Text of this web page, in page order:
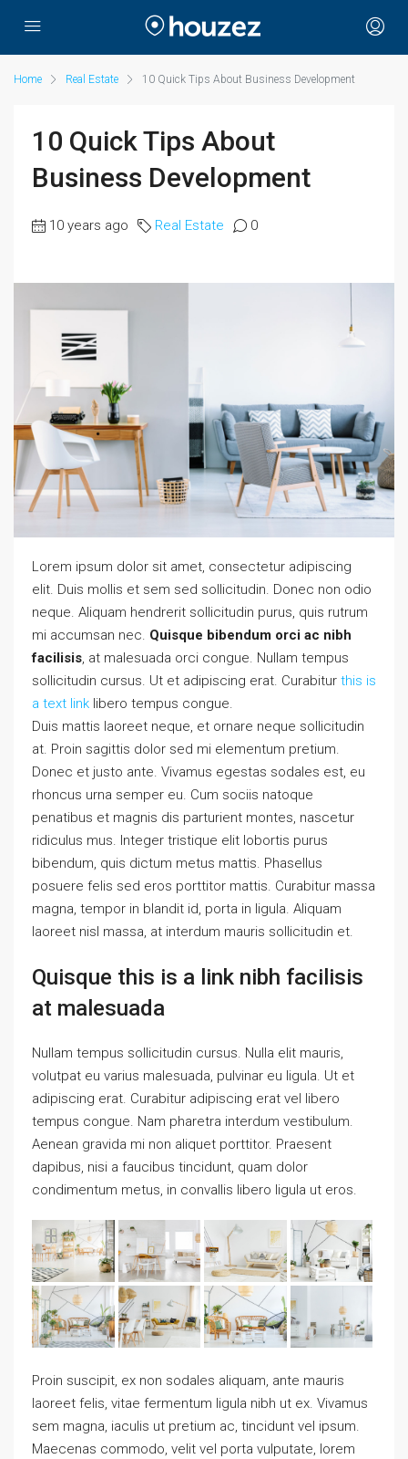
Home Real Estate 10 Quick Tips About Business Development
10 Quick Tips About
Business Development
10 years ago Real Estate 0
Lorem ipsum dolor sit amet, consectetur adipiscing
elit. Duis mollis et sem sed sollicitudin. Donec non odio
neque. Aliquam hendrerit sollicitudin purus, quis rutrum
mi accumsan nec. Quisque bibendum orci ac nibh
facilisis, at malesuada orci congue. Nullam tempus
sollicitudin cursus. Ut et adipiscing erat. Curabitur this is
a text link libero tempus congue.
Duis mattis laoreet neque, et ornare neque sollicitudin
at. Proin sagittis dolor sed mi elementum pretium.
Donec et justo ante. Vivamus egestas sodales est, eu
rhoncus urna semper eu. Cum sociis natoque
penatibus et magnis dis parturient montes, nascetur
ridiculus mus. Integer tristique elit lobortis purus
bibendum, quis dictum metus mattis. Phasellus
posuere felis sed eros porttitor mattis. Curabitur massa
magna, tempor in blandit id, porta in ligula. Aliquam
laoreet nisl massa, at interdum mauris sollicitudin et.
Quisque this is a link nibh facilisis
at malesuada
Nullam tempus sollicitudin cursus. Nulla elit mauris,
volutpat eu varius malesuada, pulvinar eu ligula. Ut et
adipiscing erat. Curabitur adipiscing erat vel libero
tempus congue. Nam pharetra interdum vestibulum.
Aenean gravida mi non aliquet porttitor. Praesent
dapibus, nisi a faucibus tincidunt, quam dolor
condimentum metus, in convallis libero ligula ut eros.
Proin suscipit, ex non sodales aliquam, ante mauris
laoreet felis, vitae fermentum ligula nibh ut ex. Vivamus
sem magna, iaculis ut pretium ac, tincidunt vel ipsum.
Maecenas commodo, velit vel porta vulputate, lorem